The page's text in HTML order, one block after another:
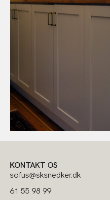
KONTAKT OS
sofus@sksnedker.dk
61 55 98 99